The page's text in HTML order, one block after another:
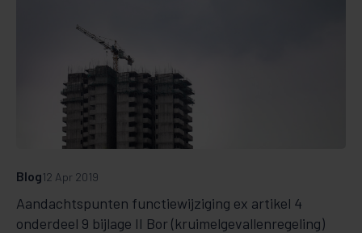
Aandachtspunten functiewijziging ex artikel 4
onderdeel 9 bijlage II Bor (kruimelgevallenregeling)
Blog12 Apr 2019